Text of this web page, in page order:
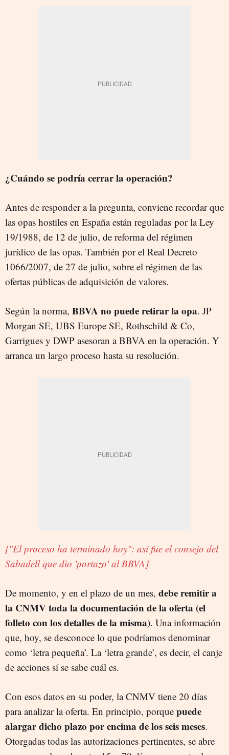
¿Cuándo se podría cerrar la operación?
Antes de responder a la pregunta, conviene recordar que
las opas hostiles en España están reguladas por la Ley
19/1988, de 12 de julio, de reforma del régimen
jurídico de las opas. También por el Real Decreto
1066/2007, de 27 de julio, sobre el régimen de las
ofertas públicas de adquisición de valores.
Según la norma, BBVA no puede retirar la opa. JP
Morgan SE, UBS Europe SE, Rothschild & Co,
Garrigues y DWP asesoran a BBVA en la operación. Y
arranca un largo proceso hasta su resolución.
["El proceso ha terminado hoy": así fue el consejo del
Sabadell que dio 'portazo' al BBVA]
De momento, y en el plazo de un mes, debe remitir a
la CNMV toda la documentación de la oferta (el
folleto con los detalles de la misma). Una información
que, hoy, se desconoce lo que podríamos denominar
como ‘letra pequeña’. La ‘letra grande’, es decir, el canje
de acciones sí se sabe cuál es.
Con esos datos en su poder, la CNMV tiene 20 días
para analizar la oferta. En principio, porque puede
alargar dicho plazo por encima de los seis meses.
Otorgadas todas las autorizaciones pertinentes, se abre